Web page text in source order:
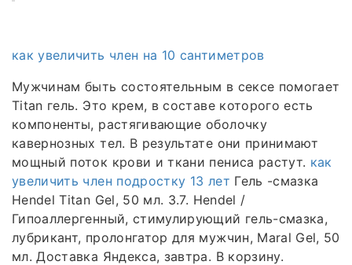
как увеличить член на 10 сантиметров
Мужчинам быть состоятельным в сексе помогает
Titan гель. Это крем, в составе которого есть
компоненты, растягивающие оболочку
кавернозных тел. В результате они принимают
мощный поток крови и ткани пениса растут. как
увеличить член подростку 13 лет Гель -смазка
Hendel Titan Gel, 50 мл. 3.7. Hendel /
Гипоаллергенный, стимулирующий гель-смазка,
лубрикант, пролонгатор для мужчин, Maral Gel, 50
мл. Доставка Яндекса, завтра. В корзину.